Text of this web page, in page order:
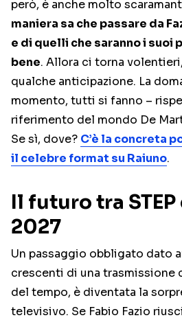
però, è anche molto
maniera sa che passare da
e di quelli che saranno i
bene. Allora ci torna
qualche anticipazione. La
momento, tutti si fanno –
riferimento del mondo De
Se sì, dove? C’è la concreta
il celebre format su Raiuno.
Il futuro tra STEP
2027
Un passaggio obbligato dato
crescenti di una trasmissione
del tempo, è diventata la
televisivo. Se Fabio Fazio